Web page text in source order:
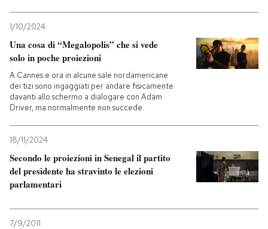
1/10/2024
Una cosa di “Megalopolis” che si vede
solo in poche proiezioni
A Cannes e ora in alcune sale nordamericane
dei tizi sono ingaggiati per andare fisicamente
davanti allo schermo a dialogare con Adam
Driver, ma normalmente non succede
18/11/2024
Secondo le proiezioni in Senegal il partito
del presidente ha stravinto le elezioni
parlamentari
7/9/2011